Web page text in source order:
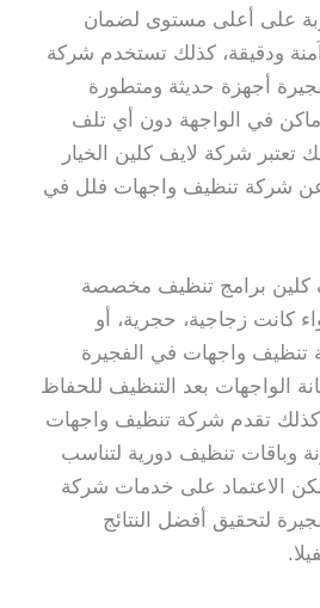
على أعلى مستوى لضمان
ودقيقة، كذلك تستخدم شركة
أجهزة حديثة ومتطورة
في الواجهة دون أي تلف
تعتبر شركة لايف كلين الخيار
عن شركة تنظيف واجهات فلل في
كلين برامج تنظيف مخصصة
كانت زجاجية، حجرية، أو
تنظيف واجهات في الفجيرة
الواجهات بعد التنظيف للحفاظ
كذلك تقدم شركة تنظيف واجهات
وباقات تنظيف دورية لتناسب
الاعتماد على خدمات شركة
لتحقيق أفضل النتائج